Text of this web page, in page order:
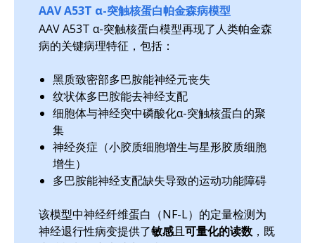
AAV A53T α-突触核蛋白帕金森病模型
AAV A53T α-突触核蛋白模型再现了人类帕金森
病的关键病理特征，包括：
黑质致密部多巴胺能神经元丧失
纹状体多巴胺能去神经支配
细胞体与神经突中磷酸化α-突触核蛋白的聚
集
神经炎症（小胶质细胞增生与星形胶质细胞
增生）
多巴胺能神经支配缺失导致的运动功能障碍
该模型中神经纤维蛋白（NF-L）的定量检测为
神经退行性病变提供了敏感且可量化的读数 ，既